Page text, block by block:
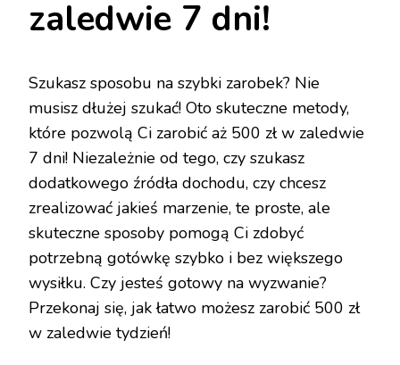
zaledwie 7 dni!
Szukasz sposobu na szybki zarobek? Nie
musisz dłużej szukać! Oto skuteczne metody,
które pozwolą Ci zarobić aż 500 zł w zaledwie
7 dni! Niezależnie od tego, czy szukasz
dodatkowego źródła dochodu, czy chcesz
zrealizować jakieś marzenie, te proste, ale
skuteczne sposoby pomogą Ci zdobyć
potrzebną gotówkę szybko i bez większego
wysiłku. Czy jesteś gotowy na wyzwanie?
Przekonaj się, jak łatwo możesz zarobić 500 zł
w zaledwie tydzień!